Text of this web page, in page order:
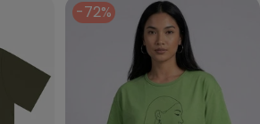
-72%